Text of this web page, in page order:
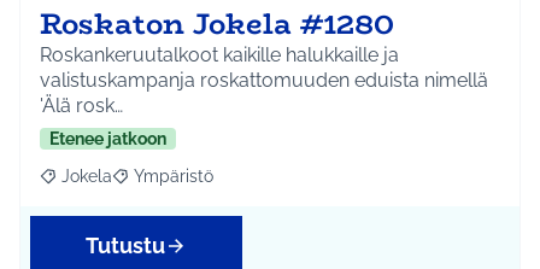
Roskaton Jokela #1280
Roskankeruutalkoot kaikille halukkaille ja
valistuskampanja roskattomuuden eduista nimellä
'Älä rosk…
Etenee jatkoon
Rajaa tulokset aihepiirin mukaan: Jokela
Jokela Rajaa tulokset teeman mukaan: Ympäristö
Ympäristö
Tutustu